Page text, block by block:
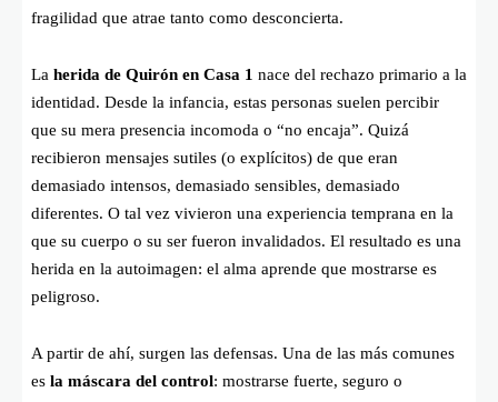
fragilidad que atrae tanto como desconcierta.
La herida de Quirón en Casa 1 nace del rechazo primario a la
identidad. Desde la infancia, estas personas suelen percibir
que su mera presencia incomoda o “no encaja”. Quizá
recibieron mensajes sutiles (o explícitos) de que eran
demasiado intensos, demasiado sensibles, demasiado
diferentes. O tal vez vivieron una experiencia temprana en la
que su cuerpo o su ser fueron invalidados. El resultado es una
herida en la autoimagen: el alma aprende que mostrarse es
peligroso.
A partir de ahí, surgen las defensas. Una de las más comunes
es la máscara del control: mostrarse fuerte, seguro o